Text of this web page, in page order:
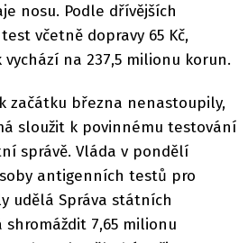
nosu. Podle dřívějších
včetně dopravy 65 Kč,
na 237,5 milionu korun.
začátku března nenastoupily,
sloužit k povinnému testování
správě. Vláda v pondělí
antigenních testů pro
udělá Správa státních
shromáždit 7,65 milionu